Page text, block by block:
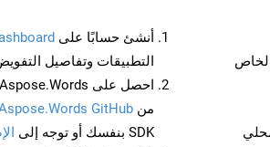
أنشئ حسابًا على
التطبيقات وتفاصيل
من GitHub
SDK بنفسك أو توجه إلى